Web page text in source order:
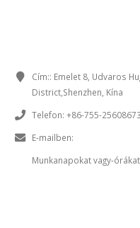
Cím:: Emelet 8, Udvaros
District,Shenzhen, Kína
Telefon: +86-755-25608673
E-mailben:
Munkanapokat vagy-